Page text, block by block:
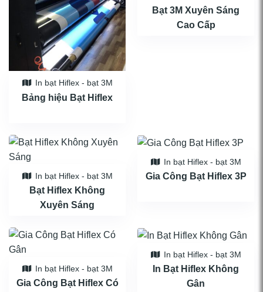
In bạt Hiflex - bạt 3M
Bảng hiệu Bạt Hiflex
Bạt 3M Xuyên Sáng
Cao Cấp
In bạt Hiflex - bạt 3M
Bạt Hiflex Không
Xuyên Sáng
In bạt Hiflex - bạt 3M
Gia Công Bạt Hiflex 3P
In bạt Hiflex - bạt 3M
Gia Công Bạt Hiflex Có
In bạt Hiflex - bạt 3M
In Bạt Hiflex Không
Gân